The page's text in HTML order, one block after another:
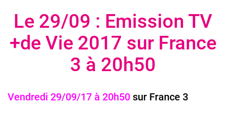
Donateurs
Legs
Le 29/09 : Emission TV
+de Vie 2017 sur France
3 à 20h50
Vendredi 29/09/17 à 20h50 sur France 3